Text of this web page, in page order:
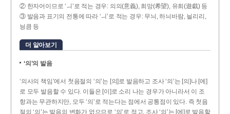
② 한자어이므로 ‘ㅢ’로 적는 경우: 의의(意義), 희망(希望), 유희(遊戱) 등
③ 발음과 표기의 전통에 따라 ‘ㅢ’로 적는 경우: 무늬, 하늬바람, 늴리리,
닁큼 등
더 알아보기
‘의’의 발음
‘의사의 책임’에서 첫음절의 ‘의’는 [의]로 발음하고 조사 ‘의’는 [의]나 [에]
로 모두 발음할 수 있다. 이들은 [이]로 소리 나는 경우가 아니라서 이 조
항과는 무관하지만, 모두 ‘의’로 적는다는 점에서 공통점이 있다. 즉 첫음
절의 ‘의’는 발음의 변화가 없으므로 ‘의’로 적고, 조사 ‘의’는 [에]로 발음할